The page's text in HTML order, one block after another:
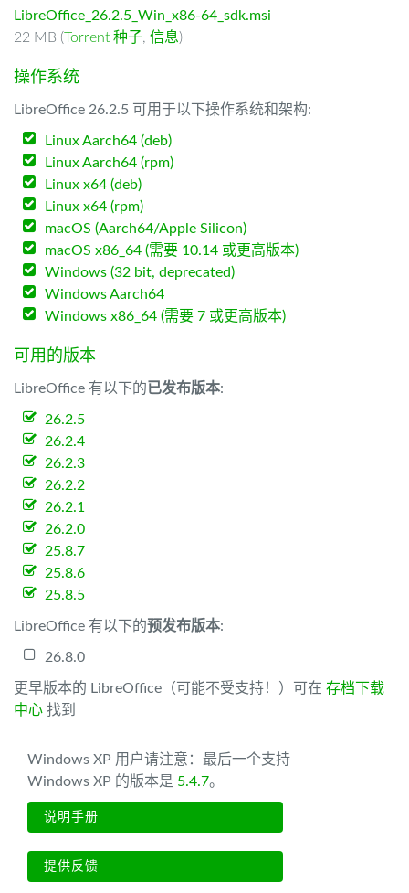
LibreOffice_26.2.5_Win_x86-64_sdk.msi
22 MB (Torrent 种子, 信息)
操作系统
LibreOffice 26.2.5 可用于以下操作系统和架构:
Linux Aarch64 (deb)
Linux Aarch64 (rpm)
Linux x64 (deb)
Linux x64 (rpm)
macOS (Aarch64/Apple Silicon)
macOS x86_64 (需要 10.14 或更高版本)
Windows (32 bit, deprecated)
Windows Aarch64
Windows x86_64 (需要 7 或更高版本)
可用的版本
LibreOffice 有以下的已发布版本:
26.2.5
26.2.4
26.2.3
26.2.2
26.2.1
26.2.0
25.8.7
25.8.6
25.8.5
LibreOffice 有以下的预发布版本:
26.8.0
更早版本的 LibreOffice（可能不受支持！）可在 存档下载
中心 找到
Windows XP 用户请注意：最后一个支持
Windows XP 的版本是 5.4.7。
说明手册
提供反馈